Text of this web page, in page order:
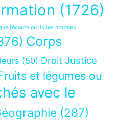
(1726)
j’écoute ou lis les organes
Corps
(50) Droit Justice
et légumes ou
avec le
(287)